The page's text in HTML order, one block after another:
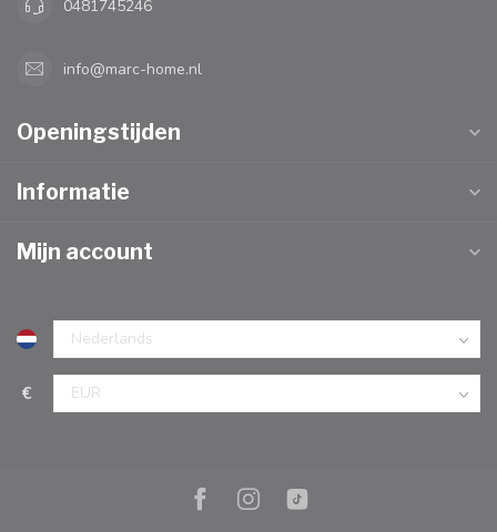
0481745246
info@marc-home.nl
Openingstijden
Informatie
Mijn account
€